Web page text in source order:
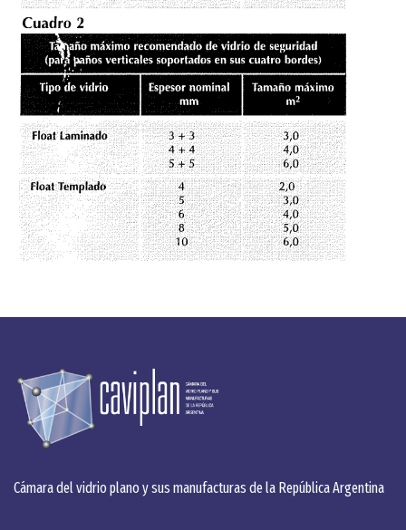
Cámara del vidrio plano y sus manufacturas de la República Argentina